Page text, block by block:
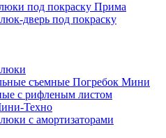
под покраску Прима
дверь под покраску
съемные Погребок Мини
с рифленым листом
Техно
с амортизаторами